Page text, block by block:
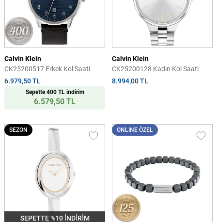
Calvin Klein
CK25200517 Erkek Kol Saati
6.979,50 TL
Sepette 400 TL indirim
6.579,50 TL
Calvin Klein
CK25200128 Kadın Kol Saati
8.994,00 TL
SEPETTE %10 İNDİRİM
SEZON ONLINE ÖZEL